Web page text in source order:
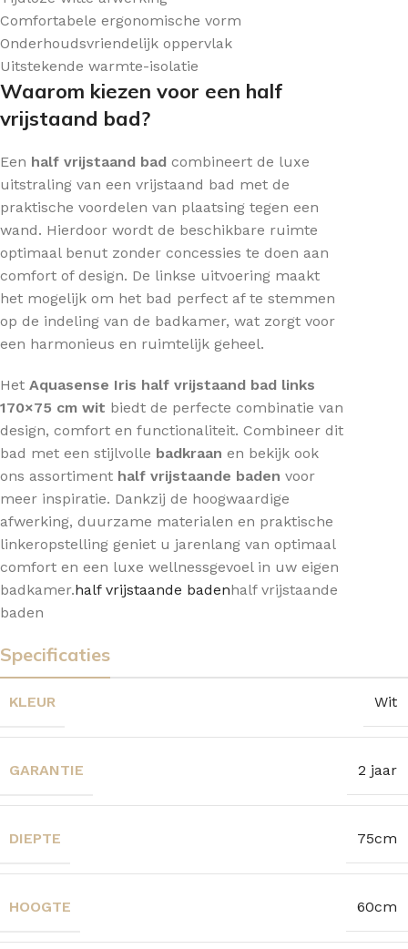
Comfortabele ergonomische vorm
Onderhoudsvriendelijk oppervlak
Uitstekende warmte-isolatie
Waarom kiezen voor een half
vrijstaand bad?
Een half vrijstaand bad combineert de luxe
uitstraling van een vrijstaand bad met de
praktische voordelen van plaatsing tegen een
wand. Hierdoor wordt de beschikbare ruimte
optimaal benut zonder concessies te doen aan
comfort of design. De linkse uitvoering maakt
het mogelijk om het bad perfect af te stemmen
op de indeling van de badkamer, wat zorgt voor
een harmonieus en ruimtelijk geheel.
Het Aquasense Iris half vrijstaand bad links
170×75 cm wit biedt de perfecte combinatie van
design, comfort en functionaliteit. Combineer dit
bad met een stijlvolle badkraan en bekijk ook
ons assortiment half vrijstaande baden voor
meer inspiratie. Dankzij de hoogwaardige
afwerking, duurzame materialen en praktische
linkeropstelling geniet u jarenlang van optimaal
comfort en een luxe wellnessgevoel in uw eigen
badkamer.half vrijstaande badenhalf vrijstaande
baden
Specificaties
KLEUR Wit
GARANTIE 2 jaar
DIEPTE 75cm
HOOGTE 60cm